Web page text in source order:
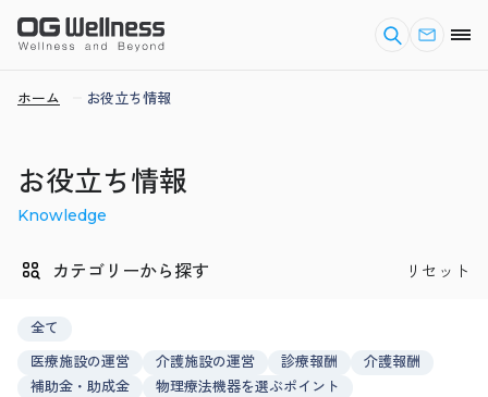
ホーム お役立ち情報
お役立ち情報
Knowledge
カテゴリーから探す リセット
全て
医療施設の運営
介護施設の運営 診療報酬
介護報酬
補助金・助成金
物理療法機器を選ぶポイント